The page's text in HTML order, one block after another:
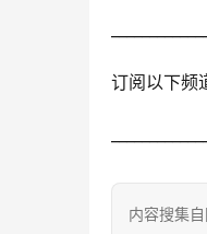
订阅以下频
内容搜集